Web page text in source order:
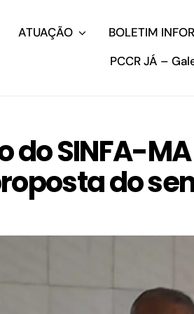
ATUAÇÃO BOLETIM
PCCR JÁ –
do SINFA-
do